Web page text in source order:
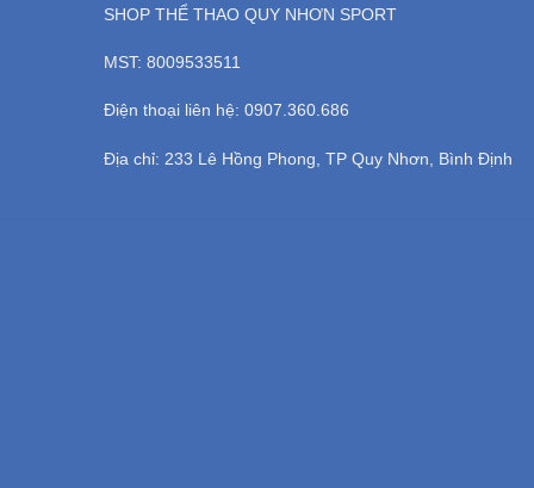
SHOP THỂ THAO QUY NHƠN SPORT
MST: 8009533511
Điện thoại liên hệ: 0907.360.686
Địa chỉ: 233 Lê Hồng Phong, TP Quy Nhơn, Bình Định